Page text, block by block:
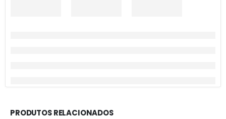
PRODUTOS RELACIONADOS